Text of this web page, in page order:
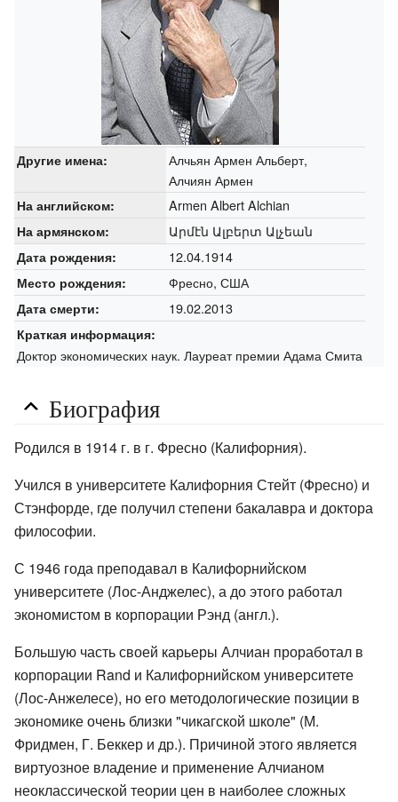
Другие имена:
Алчьян Армен Альберт,
Алчиян Армен
На английском: Armen Albert Alchian
На армянском: Արմէն Ալբերտ Ալչեան
Дата рождения: 12.04.1914
Место рождения: Фресно, США
Дата смерти: 19.02.2013
Краткая информация:
Доктор экономических наук. Лауреат премии Адама Смита
Биография
Родился в 1914 г. в г. Фресно (Калифорния).
Учился в университете Калифорния Стейт (Фресно) и
Стэнфорде, где получил степени бакалавра и доктора
философии.
С 1946 года преподавал в Калифорнийском
университете (Лос-Анджелес), а до этого работал
экономистом в корпорации Рэнд (англ.).
Большую часть своей карьеры Алчиан проработал в
корпорации Rand и Калифорнийском университете
(Лос-Анжелесе), но его методологические позиции в
экономике очень близки "чикагской школе" (М.
Фридмен, Г. Беккер и др.). Причиной этого является
виртуозное владение и применение Алчианом
неоклассической теории цен в наиболее сложных